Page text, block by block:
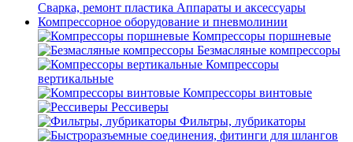
Сварка, ремонт пластика Аппараты и аксессуары
Компрессорное оборудование и пневмолинии
Компрессоры поршневые
Безмасляные компрессоры
Компрессоры
вертикальные
Компрессоры винтовые
Рессиверы
Фильтры, лубрикаторы